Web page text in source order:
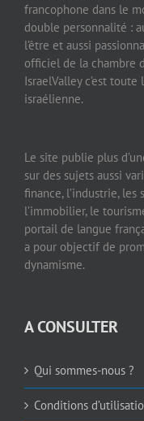
francophone dans le
double personnalité :
l’être et aussi
officiel de la chambre
IsraelValley c’est
israélienne.
Le site publie plus
sur des sujets aussi
finance, l’industrie, les
l’immobilier, le
portail de langue
a pour objectif de
dynamisme.
A CONSULTER
Qui sommes-nous ?
Conditions